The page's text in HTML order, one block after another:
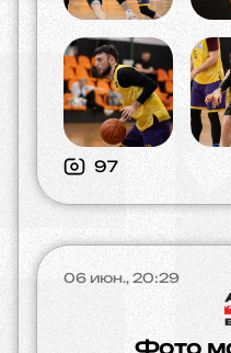
97
06 июн., 20:29
Фото